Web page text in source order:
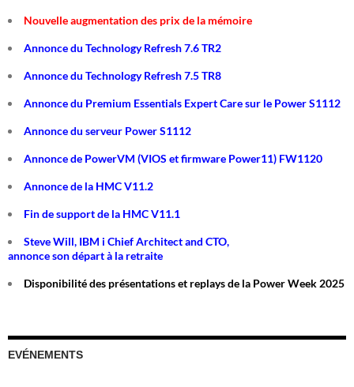
Nouvelle augmentation des prix de la mémoire
Annonce du Technology Refresh 7.6 TR2
Annonce du Technology Refresh 7.5 TR8
Annonce du Premium Essentials Expert Care sur le Power S1112
Annonce du serveur Power S1112
Annonce de PowerVM (VIOS et firmware Power11) FW1120
Annonce de la HMC V11.2
Fin de support de la HMC V11.1
Steve Will, IBM i Chief Architect and CTO,
annonce son départ à la retraite
Disponibilité des présentations et replays de la Power Week 2025
EVÉNEMENTS